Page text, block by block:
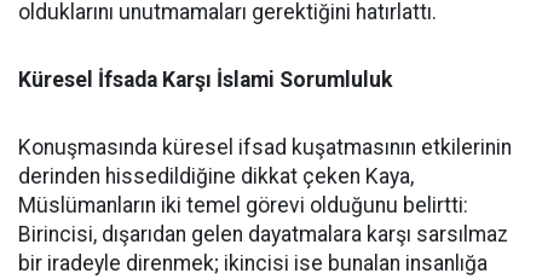
olduklarını unutmamaları gerektiğini hatırlattı.
Küresel İfsada Karşı İslami Sorumluluk
Konuşmasında küresel ifsad kuşatmasının etkilerinin
derinden hissedildiğine dikkat çeken Kaya,
Müslümanların iki temel görevi olduğunu belirtti:
Birincisi, dışarıdan gelen dayatmalara karşı sarsılmaz
bir iradeyle direnmek; ikincisi ise bunalan insanlığa